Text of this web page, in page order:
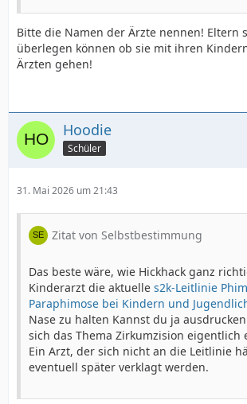
Bitte die Namen der Ärzte nennen! Eltern
überlegen können ob sie mit ihren
Ärzten gehen!
Hoodie
Schüler
31. Mai 2026 um 21:43
Zitat von Selbstbestimmung
Das beste wäre, wie Hickhack ganz
Kinderarzt die aktuelle s2k-Leitlinie
Paraphimose bei Kindern und
Nase zu halten Kannst du ja
sich das Thema Zirkumzision eigentlich
Ein Arzt, der sich nicht an die Leitlinie
eventuell später verklagt werden.